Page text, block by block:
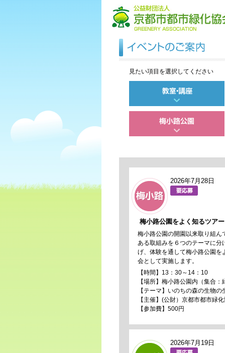
見たい項目を選択してください
2026年7月28日
梅小路公園をよく知るツアー
梅小路公園の開園以来取り組ん
ある取組みを６つのテーマに分
げ、体験を通して梅小路公園を
会として実施します。
【時間】13：30～14：10
【場所】梅小路公園内（集合：
【テーマ】いのちの森の生物の
【主催】(公財）京都市都市緑
【参加費】500円
2026年7月19日